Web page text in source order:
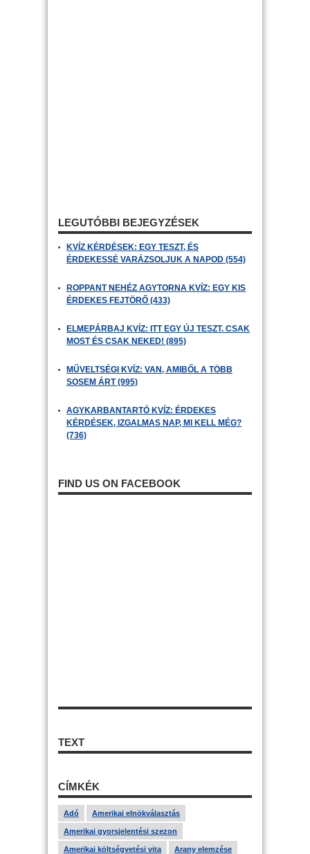
LEGUTÓBBI BEJEGYZÉSEK
KVÍZ KÉRDÉSEK: EGY TESZT, ÉS
ÉRDEKESSÉ VARÁZSOLJUK A NAPOD (554)
ROPPANT NEHÉZ AGYTORNA KVÍZ: EGY KIS
ÉRDEKES FEJTÖRŐ (433)
ELMEPÁRBAJ KVÍZ: ITT EGY ÚJ TESZT. CSAK
MOST ÉS CSAK NEKED! (895)
MŰVELTSÉGI KVÍZ: VAN, AMIBŐL A TÖBB
SOSEM ÁRT (995)
AGYKARBANTARTÓ KVÍZ: ÉRDEKES
KÉRDÉSEK, IZGALMAS NAP, MI KELL MÉG?
(736)
FIND US ON FACEBOOK
TEXT
CÍMKÉK
Adó Amerikai elnökválasztás
Amerikai gyorsjelentési szezon
Amerikai költségvetési vita Arany elemzése